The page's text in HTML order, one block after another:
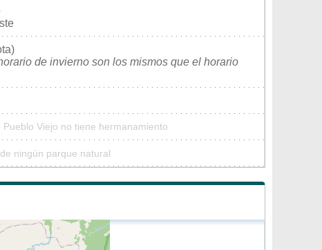
de invierno son los mismos que el horario
Viejo no tiene hermanamiento
ningún parque natural